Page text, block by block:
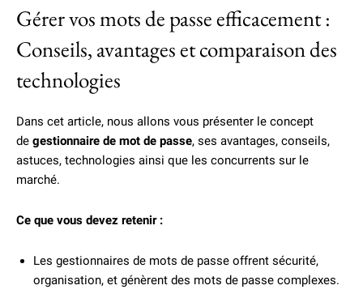
Gérer vos mots de passe efficacement :
Conseils, avantages et comparaison des
technologies
Dans cet article, nous allons vous présenter le concept
de gestionnaire de mot de passe, ses avantages, conseils,
astuces, technologies ainsi que les concurrents sur le
marché.
Ce que vous devez retenir :
Les gestionnaires de mots de passe offrent sécurité,
organisation, et génèrent des mots de passe complexes.